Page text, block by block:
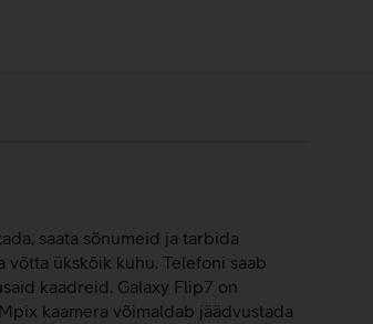
saata sõnumeid ja tarbida
ükskõik kuhu. Telefoni saab
kaadreid. Galaxy Flip7 on
kaamera võimaldab jäädvustada